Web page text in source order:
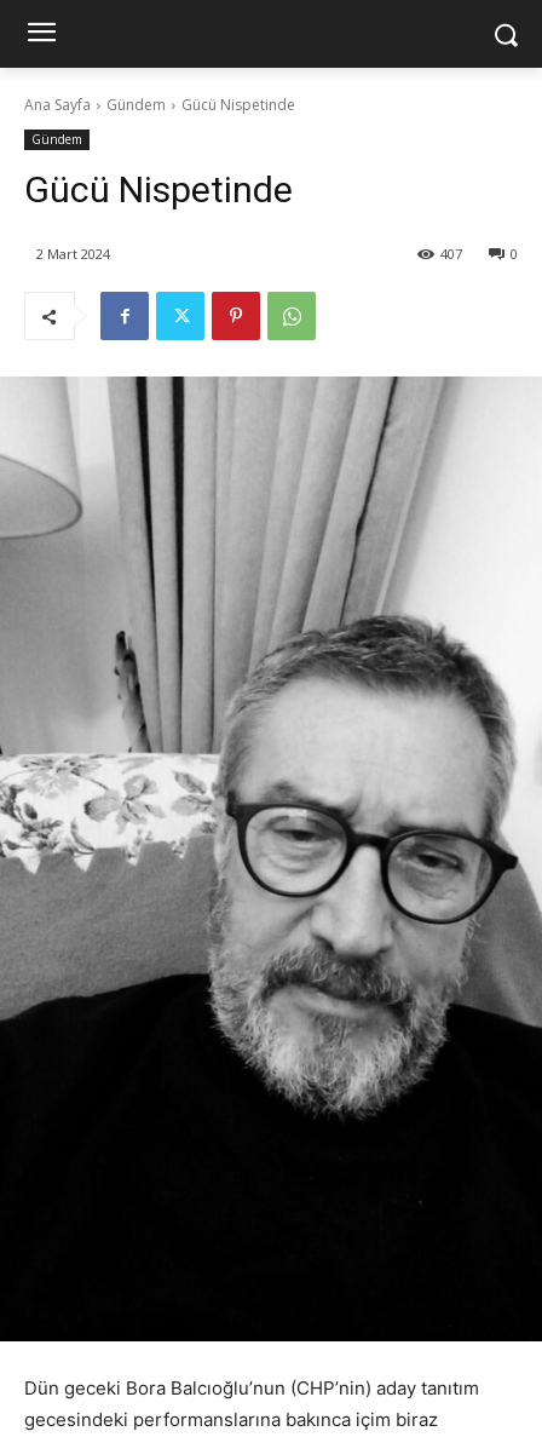
Ana Sayfa Gündem Gücü Nispetinde
Gündem
Gücü Nispetinde
2 Mart 2024 0
407
Dün geceki Bora Balcıoğlu’nun (CHP’nin) aday tanıtım
gecesindeki performanslarına bakınca içim biraz